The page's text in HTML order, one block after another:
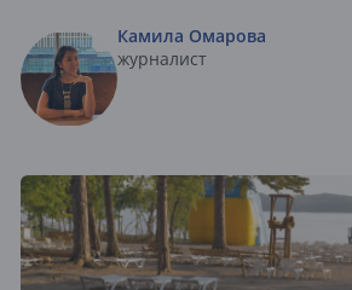
Камила Омарова
журналист